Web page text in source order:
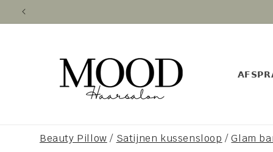
naar de
content
Beauty Pillow / Satijnen kussensloop /Glam